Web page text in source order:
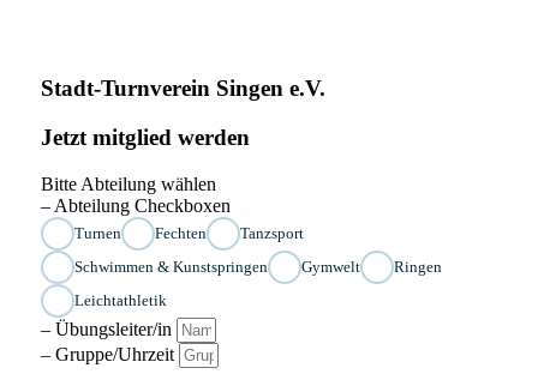
Stadt-Turnverein Singen e.V.
Jetzt mitglied werden
Bitte Abteilung wählen
– Abteilung Checkboxen
Turnen Fechten
Tanzsport
Schwimmen & Kunstspringen
Gymwelt
Ringen
Leichtathletik
– Übungsleiter/in
– Gruppe/Uhrzeit